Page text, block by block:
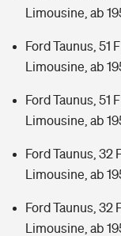
Limousine, ab
Ford Taunus, 51
Limousine, ab
Ford Taunus, 51
Limousine, ab
Ford Taunus, 32
Limousine, ab
Ford Taunus, 32
Limousine, ab